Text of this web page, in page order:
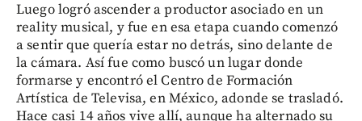
Luego logró ascender a productor asociado en un
reality musical, y fue en esa etapa cuando comenzó
a sentir que quería estar no detrás, sino delante de
la cámara. Así fue como buscó un lugar donde
formarse y encontró el Centro de Formación
Artística de Televisa, en México, adonde se trasladó.
Hace casi 14 años vive allí, aunque ha alternado su